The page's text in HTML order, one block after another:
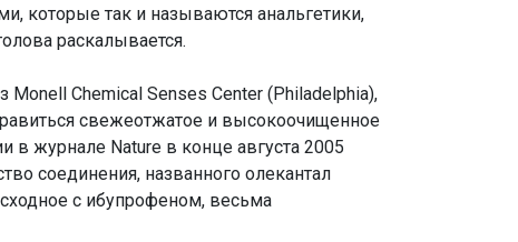
которые так и называются анальгетики,
раскалывается.
Chemical Senses Center (Philadelphia),
свежеотжатое и высокоочищенное
в журнале Nature в конце августа 2005
соединения, названного олекантал
с ибупрофеном, весьма